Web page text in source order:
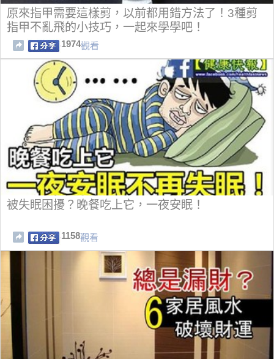
原來指甲需要這樣剪，以前都用錯方法了！3種剪
指甲不亂飛的小技巧，一起來學學吧！
1974觀看
被失眠困擾？晚餐吃上它，一夜安眠！
1158觀看